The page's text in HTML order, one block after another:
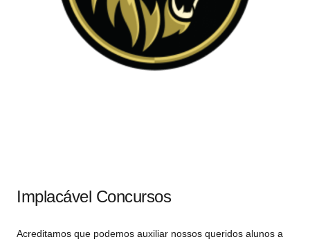
Implacável Concursos
Acreditamos que podemos auxiliar nossos queridos alunos a